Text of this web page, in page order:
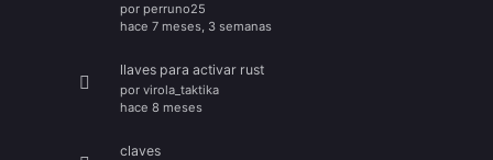
por perruno25
hace 7 meses, 3 semanas
llaves para activar rust
por virola_taktika
hace 8 meses
claves